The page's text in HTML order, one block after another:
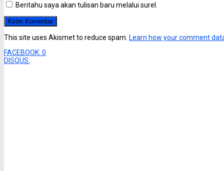
Beritahu saya akan tulisan baru melalui surel.
This site uses Akismet to reduce spam. Learn how your comment
FACEBOOK: 0
DISQUS: